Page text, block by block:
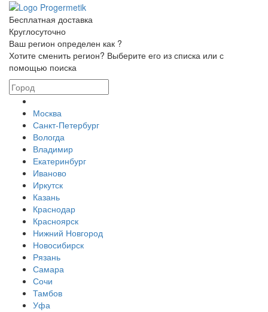
Бесплатная доставка
Круглосуточно
Ваш регион определен как ?
Хотите сменить регион? Выберите его из списка или с
помощью поиска
Москва
Санкт-Петербург
Вологда
Владимир
Екатеринбург
Иваново
Иркутск
Казань
Краснодар
Красноярск
Нижний Новгород
Новосибирск
Рязань
Самара
Сочи
Тамбов
Уфа